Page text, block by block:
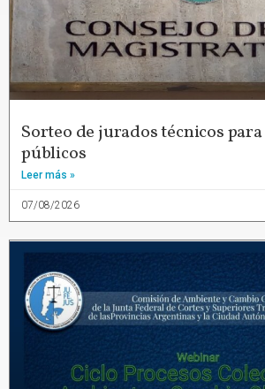
Sorteo de jurados técnicos
públicos
Leer más »
07/08/2026